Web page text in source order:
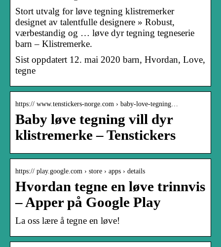
Stort utvalg for løve tegning klistremerker
designet av talentfulle designere » Robust,
værbestandig og … løve dyr tegning tegneserie
barn – Klistremerke.
Sist oppdatert 12. mai 2020 barn, Hvordan, Love,
tegne
https:// www.tenstickers-norge.com › baby-love-tegning…
Baby løve tegning vill dyr
klistremerke – Tenstickers
https:// play.google.com › store › apps › details
Hvordan tegne en løve trinnvis
– Apper på Google Play
La oss lære å tegne en løve!